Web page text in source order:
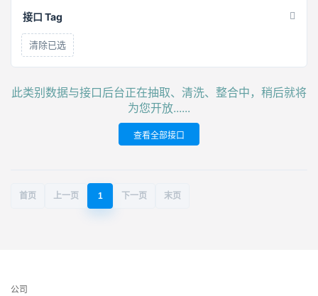
接口 Tag
清除已选
此类别数据与接口后台正在抽取、清洗、整合中，稍后就将
为您开放......
查看全部接口
首页 上一页 1 下一页 末页
公司